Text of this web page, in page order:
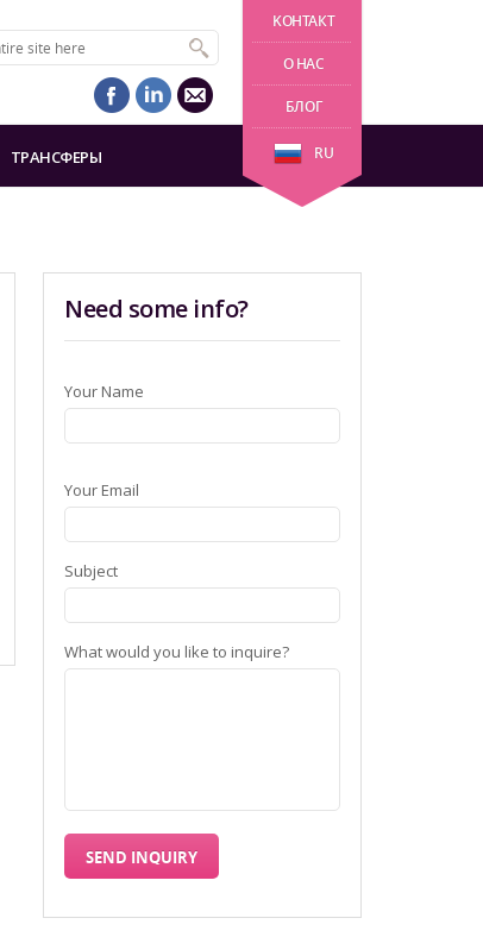
KОНТАКТ
О НАС
БЛОГ
RU
ТРАНСФЕРЫ
Need some info?
Your Name
Your Email
Subject
What would you like to inquire?